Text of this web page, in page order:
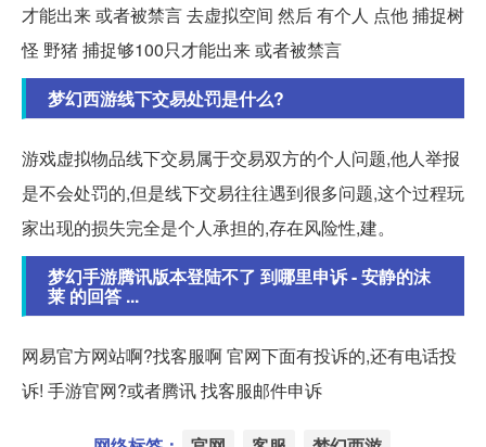
才能出来 或者被禁言 去虚拟空间 然后 有个人 点他 捕捉树
怪 野猪 捕捉够100只才能出来 或者被禁言
梦幻西游线下交易处罚是什么?
游戏虚拟物品线下交易属于交易双方的个人问题,他人举报
是不会处罚的,但是线下交易往往遇到很多问题,这个过程玩
家出现的损失完全是个人承担的,存在风险性,建。
梦幻手游腾讯版本登陆不了 到哪里申诉 - 安静的沫
莱 的回答 ...
网易官方网站啊?找客服啊 官网下面有投诉的,还有电话投
诉! 手游官网?或者腾讯 找客服邮件申诉